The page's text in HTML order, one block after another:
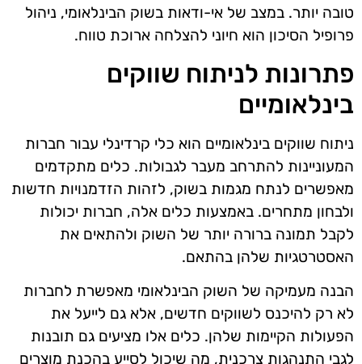
טובה יותר. במצב של אי-ודאות בשוק הבינלאומי, ניהול
פרופיל הסיכון הוא חיוני להצלחה ארוכת טווח.
פתרונות לניתוח שווקים
בינלאומיים
ניתוח שווקים בינלאומיים הוא כלי קרדינלי עבור חברות
המעוניינות להתרחב מעבר לגבולות. כלים מתקדמים
מאפשרים לנתח מגמות בשוק, לזהות הזדמנויות חדשות
ולבחון מתחרים. באמצעות כלים אלה, חברות יכולות
לקבל תמונה ברורה יותר של השוק ולהתאים את
האסטרטגיות שלהן בהתאם.
הבנה מעמיקה של השוק הבינלאומי מאפשרת לחברות
לא רק להיכנס לשווקים חדשים, אלא גם לייעל את
הפעולות הקיימות שלהן. כלים אלו מציעים גם תובנות
לגבי התנהגות צרכנית, מה שיכול לסייע בהכנת מוצרים